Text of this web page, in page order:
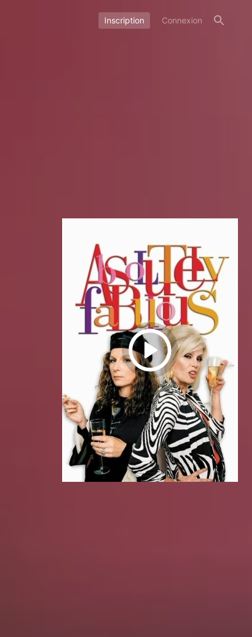
Inscription Connexion